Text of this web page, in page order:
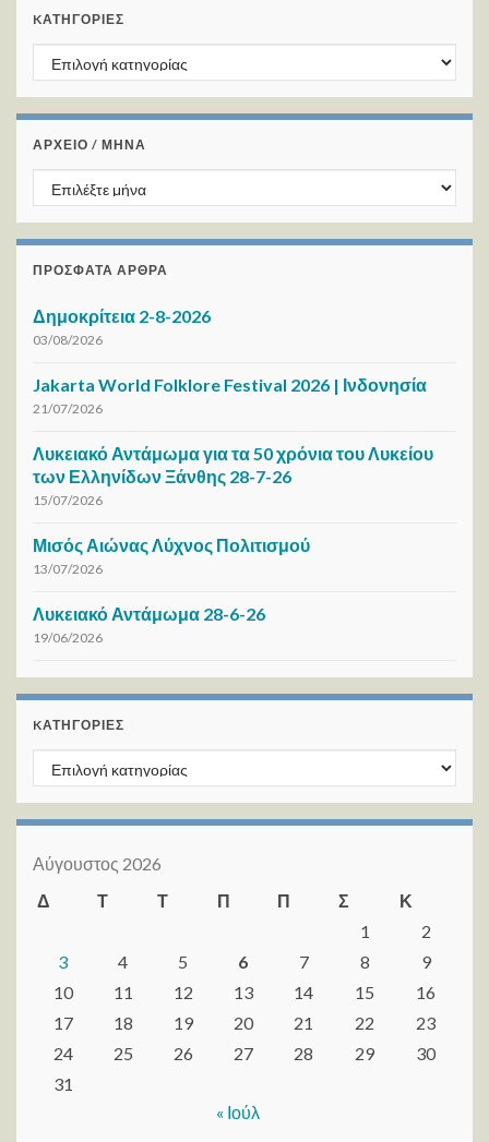
KΑΤΗΓΟΡΊΕΣ
Kατηγορίες
ΑΡΧΕΙΟ / ΜΗΝΑ
ΑΡΧΕΙΟ / ΜΗΝΑ
ΠΡΌΣΦΑΤΑ ΆΡΘΡΑ
Δημοκρίτεια 2-8-2026
03/08/2026
Jakarta World Folklore Festival 2026 | Ινδονησία
21/07/2026
Λυκειακό Αντάμωμα για τα 50 χρόνια του Λυκείου
των Ελληνίδων Ξάνθης 28-7-26
15/07/2026
Μισός Αιώνας Λύχνος Πολιτισμού
13/07/2026
Λυκειακό Αντάμωμα 28-6-26
19/06/2026
KΑΤΗΓΟΡΊΕΣ
Kατηγορίες
Αύγουστος 2026
Δ
Τ Τ Π Π Σ
Κ
1
2
3
4 5 6 7 8
9
10
11 12 13 14 15
16
17
18 19 20 21 22
23
24
25 26 27 28 29
30
31
« Ιούλ